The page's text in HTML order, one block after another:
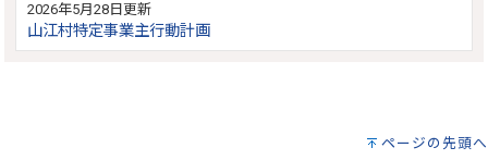
2026年5月28日更新
山江村特定事業主行動計画
ページの先頭へ